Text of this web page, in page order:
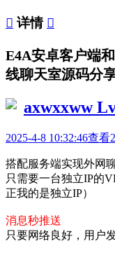
 详情 
E4A安卓客户端
线聊天室源码分
axwxxww
2025-4-8 10:32:46查看
搭配服务端实现外网
只需要一台独立IP的
正我的是独立IP）
消息秒推送
只要网络良好，用户